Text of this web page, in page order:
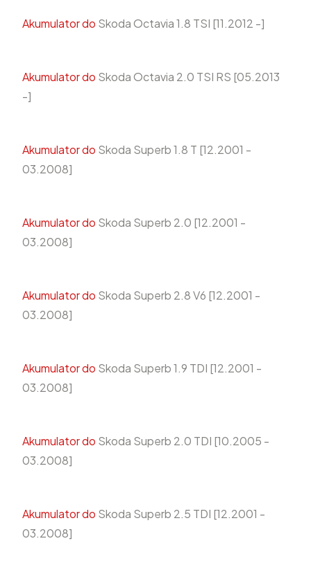
Akumulator do Skoda Octavia 1.8 TSI [11.2012 -]
Akumulator do Skoda Octavia 2.0 TSI RS [05.2013
-]
Akumulator do Skoda Superb 1.8 T [12.2001 -
03.2008]
Akumulator do Skoda Superb 2.0 [12.2001 -
03.2008]
Akumulator do Skoda Superb 2.8 V6 [12.2001 -
03.2008]
Akumulator do Skoda Superb 1.9 TDI [12.2001 -
03.2008]
Akumulator do Skoda Superb 2.0 TDI [10.2005 -
03.2008]
Akumulator do Skoda Superb 2.5 TDI [12.2001 -
03.2008]